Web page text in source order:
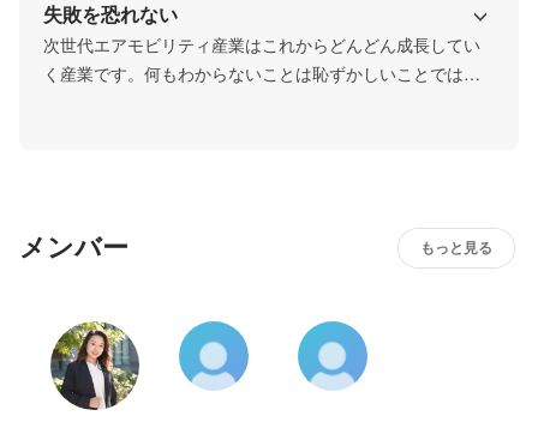
できると共に、
今後の課題等上司から継続的なフィードバックをもらえる
失敗を恐れない
次世代エアモビリティ産業はこれからどんどん成長してい
く産業です。何もわからないことは恥ずかしいことではあ
メンバー もっと見る